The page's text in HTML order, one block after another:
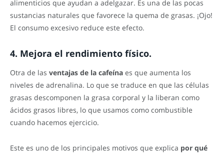
alimenticios que ayudan a adelgazar. Es una de las pocas
sustancias naturales que favorece la quema de grasas. ¡Ojo!
El consumo excesivo reduce este efecto.
4. Mejora el rendimiento físico.
Otra de las ventajas de la cafeína es que aumenta los
niveles de adrenalina. Lo que se traduce en que las células
grasas descomponen la grasa corporal y la liberan como
ácidos grasos libres, lo que usamos como combustible
cuando hacemos ejercicio.
Este es uno de los principales motivos que explica por qué